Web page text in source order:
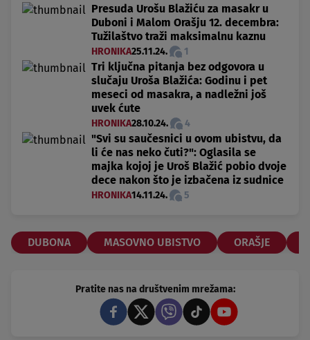
Presuda Urošu Blažiću za masakr u
Duboni i Malom Orašju 12. decembra:
Tužilaštvo traži maksimalnu kaznu
HRONIKA25.11.24. 1
Tri ključna pitanja bez odgovora u
slučaju Uroša Blažića: Godinu i pet
meseci od masakra, a nadležni još
uvek ćute
HRONIKA28.10.24. 4
"Svi su saučesnici u ovom ubistvu, da
li će nas neko čuti?": Oglasila se
majka kojoj je Uroš Blažić pobio dvoje
dece nakon što je izbačena iz sudnice
HRONIKA14.11.24. 5
DUBONA MASOVNO UBISTVO ORAŠJE
Pratite nas na društvenim mrežama: